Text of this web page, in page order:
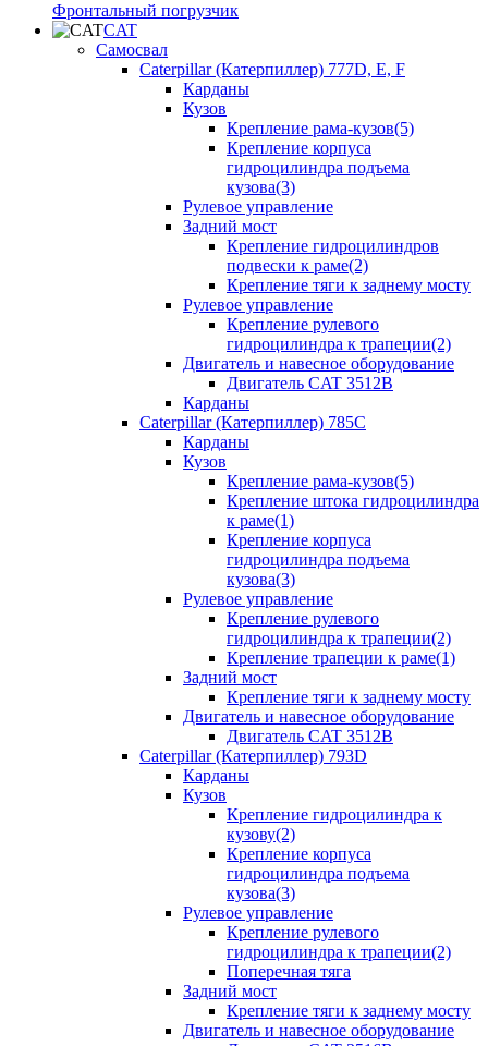
Фронтальный погрузчик
CAT
Самосвал
Caterpillar (Катерпиллер) 777D, E, F
Карданы
Кузов
Крепление рама-кузов(5)
Крепление корпуса
гидроцилиндра подъема
кузова(3)
Рулевое управление
Задний мост
Крепление гидроцилиндров
подвески к раме(2)
Крепление тяги к заднему мосту
Рулевое управление
Крепление рулевого
гидроцилиндра к трапеции(2)
Двигатель и навесное оборудование
Двигатель CAT 3512B
Карданы
Caterpillar (Катерпиллер) 785C
Карданы
Кузов
Крепление рама-кузов(5)
Крепление штока гидроцилиндра
к раме(1)
Крепление корпуса
гидроцилиндра подъема
кузова(3)
Рулевое управление
Крепление рулевого
гидроцилиндра к трапеции(2)
Крепление трапеции к раме(1)
Задний мост
Крепление тяги к заднему мосту
Двигатель и навесное оборудование
Двигатель CAT 3512B
Caterpillar (Катерпиллер) 793D
Карданы
Кузов
Крепление гидроцилиндра к
кузову(2)
Крепление корпуса
гидроцилиндра подъема
кузова(3)
Рулевое управление
Крепление рулевого
гидроцилиндра к трапеции(2)
Поперечная тяга
Задний мост
Крепление тяги к заднему мосту
Двигатель и навесное оборудование